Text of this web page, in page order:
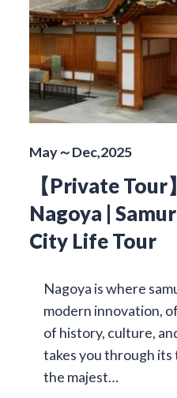
May～Dec,2025
【Private
Nagoya |
City Life Tour
Nagoya is where
modern innovation,
of history, culture,
takes you through its
the majest…